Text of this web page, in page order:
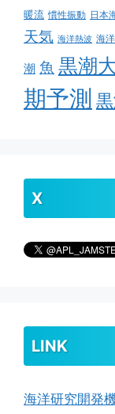
暖流 慣性振動 日本
天気 海洋熱波 海
潮 魚 黒潮
期予測
X
LINK
海洋研究開発